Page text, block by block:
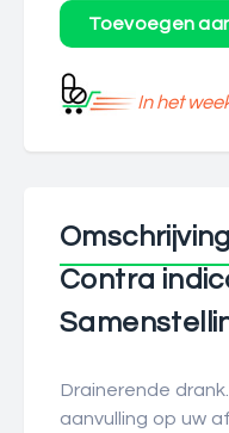
In het
Omschrijving
Contra
Drainerende
aanvulling op uw